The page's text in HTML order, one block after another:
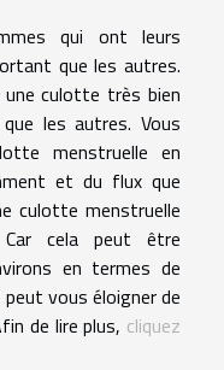
qui ont leurs
que les autres.
culotte très bien
les autres. Vous
menstruelle en
et du flux que
culotte menstruelle
cela peut être
en termes de
vous éloigner de
de lire plus, cliquez